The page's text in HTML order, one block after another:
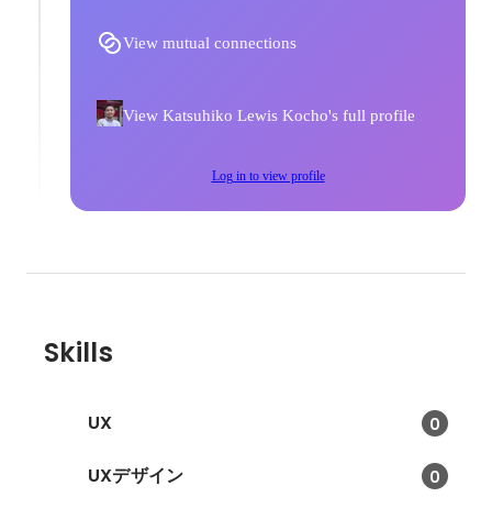
View mutual connections
View Katsuhiko Lewis Kocho's full profile
Log in to view profile
Skills
UX 0
UXデザイン 0